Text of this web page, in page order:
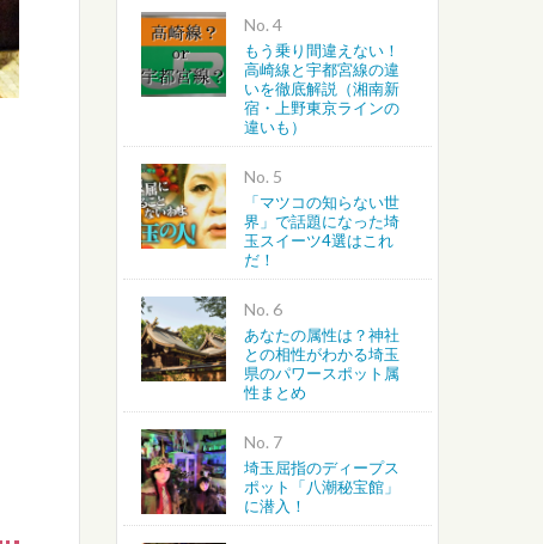
No.
もう乗り間違えない！
高崎線と宇都宮線の違
いを徹底解説（湘南新
宿・上野東京ラインの
違いも）
No.
「マツコの知らない世
界」で話題になった埼
玉スイーツ4選はこれ
だ！
No.
あなたの属性は？神社
との相性がわかる埼玉
県のパワースポット属
性まとめ
No.
埼玉屈指のディープス
ポット「八潮秘宝館」
に潜入！